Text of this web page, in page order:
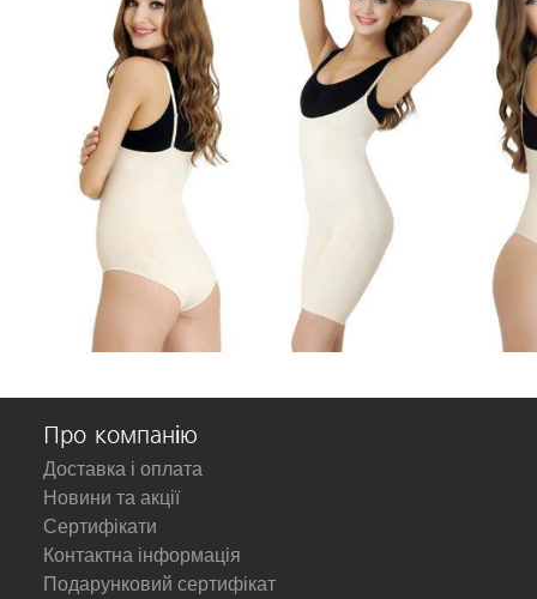
Про компанію
Доставка і оплата
Новини та акції
Сертифікати
Контактна інформація
Подарунковий сертифікат